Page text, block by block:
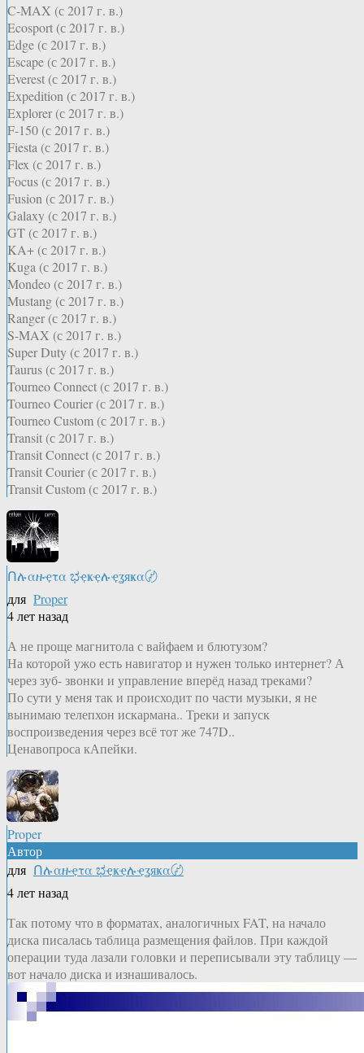
C-MAX (с 2017 г. в.)
Ecosport (с 2017 г. в.)
Edge (с 2017 г. в.)
Escape (с 2017 г. в.)
Everest (с 2017 г. в.)
Expedition (с 2017 г. в.)
Explorer (с 2017 г. в.)
F-150 (с 2017 г. в.)
Fiesta (с 2017 г. в.)
Flex (с 2017 г. в.)
Focus (с 2017 г. в.)
Fusion (с 2017 г. в.)
Galaxy (с 2017 г. в.)
GT (с 2017 г. в.)
KA+ (с 2017 г. в.)
Kuga (с 2017 г. в.)
Mondeo (с 2017 г. в.)
Mustang (с 2017 г. в.)
Ranger (с 2017 г. в.)
S-MAX (с 2017 г. в.)
Super Duty (с 2017 г. в.)
Taurus (с 2017 г. в.)
Tourneo Connect (с 2017 г. в.)
Tourneo Courier (с 2017 г. в.)
Tourneo Custom (с 2017 г. в.)
Transit (с 2017 г. в.)
Transit Connect (с 2017 г. в.)
Transit Courier (с 2017 г. в.)
Transit Custom (с 2017 г. в.)
Ոሉαዙҿτα ಭҿҝҿሉҿʓяҝα〄
для Proper
4 лет назад
А не проще магнитола с вайфаем и блютузом?
На которой ужо есть навигатор и нужен только интернет? А
через зуб- звонки и управление вперёд назад треками?
По сути у меня так и происходит по части музыки, я не
вынимаю телепхон искармана.. Треки и запуск
воспроизведения через всё тот же 747D..
Ценавопроса кАпейки.
Proper
Автор
для Ոሉαዙҿτα ಭҿҝҿሉҿʓяҝα〄
4 лет назад
Так потому что в форматах, аналогичных FAT, на начало
диска писалась таблица размещения файлов. При каждой
операции туда лазали головки и переписывали эту таблицу —
вот начало диска и изнашивалось.